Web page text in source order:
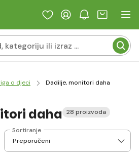
o djeci Dadilje, monitori daha
daha 28 proizvoda
Sortiranje